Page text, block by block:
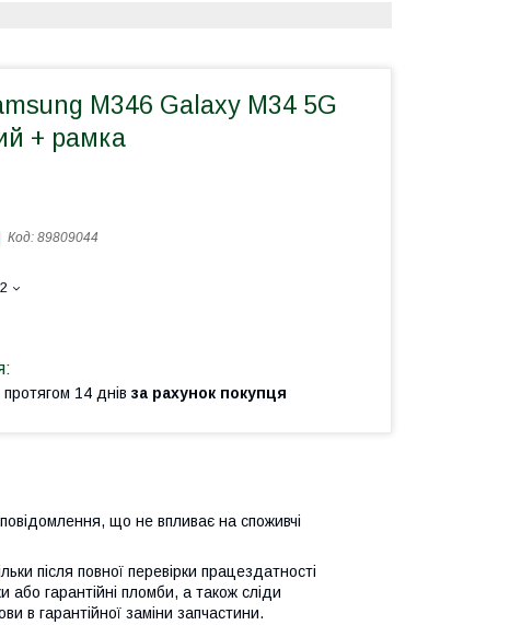
M346 Galaxy M34 5G
+ рамка
Код: 89809044
14 днів за рахунок покупця
що не впливає на споживчі
після повної перевірки працездатності
або гарантійні пломби, а також сліди
в гарантійної заміни запчастини.